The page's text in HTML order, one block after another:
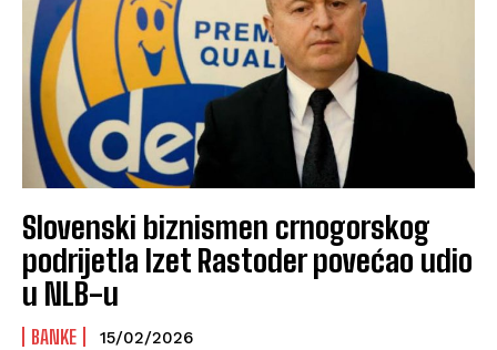
Slovenski biznismen crnogorskog
podrijetla Izet Rastoder povećao udio
u NLB-u
BANKE 15/02/2026